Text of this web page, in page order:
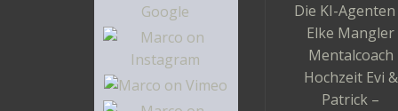
Die KI-Agenten
Elke Mangler
Mentalcoach
Hochzeit Evi &
Patrick –